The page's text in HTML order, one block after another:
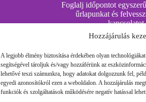
Hozzájárulás
A legjobb élmény biztosítása érdekében olyan
segítségével tároljuk és/vagy hozzáférünk az
lehetővé teszi számunkra, hogy adatokat dolgozzunk fel,
egyedi azonosítókról ezen a weboldalon. A hozzájárulás
funkciók és szolgáltatások működésére negatív hatással lehet.
Foglalj időpontot
űrlapunkat és
kapcsolatot.
Időpontot
Foglalj időpontot